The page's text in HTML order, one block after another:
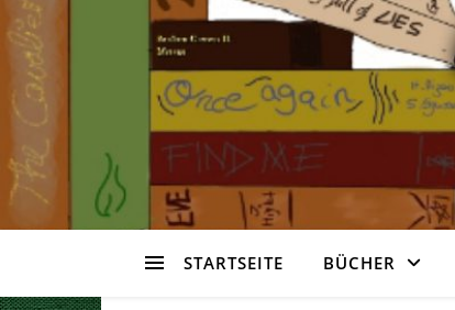
STARTSEITE BÜCHER